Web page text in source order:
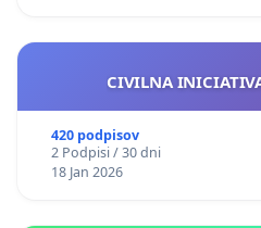
CIVILNA
420 podpisov
2 Podpisi / 30 dni
18 Jan 2026